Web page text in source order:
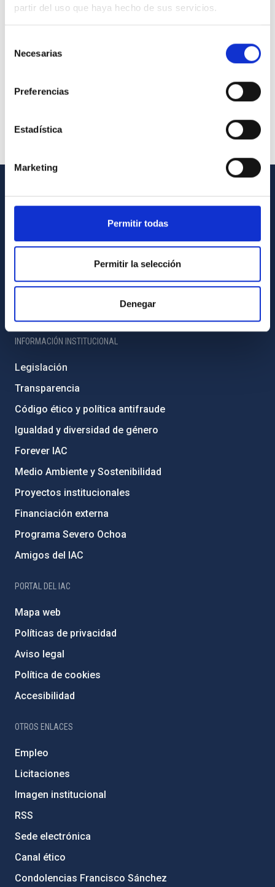
partir del uso que haya hecho de sus servicios.
Necesarias
Preferencias
Estadística
Marketing
Permitir todas
Permitir la selección
Denegar
Cómo llegar al IAC
Directorio de personal
Biblioteca
INFORMACIÓN INSTITUCIONAL
Legislación
Transparencia
Código ético y política antifraude
Igualdad y diversidad de género
Forever IAC
Medio Ambiente y Sostenibilidad
Proyectos institucionales
Financiación externa
Programa Severo Ochoa
Amigos del IAC
PORTAL DEL IAC
Mapa web
Políticas de privacidad
Aviso legal
Política de cookies
Accesibilidad
OTROS ENLACES
Empleo
Licitaciones
Imagen institucional
RSS
Sede electrónica
Canal ético
Condolencias Francisco Sánchez